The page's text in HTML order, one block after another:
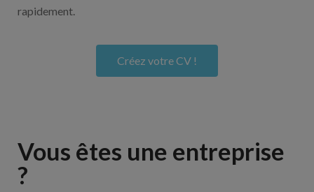
rapidement.
Créez votre CV !
Vous êtes une entreprise
?